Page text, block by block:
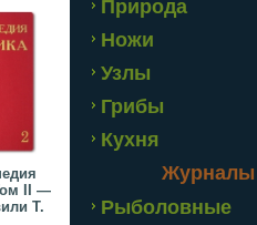
II —
Т.
Природа
Ножи
Узлы
Грибы
Кухня
Журналы
Рыболовные